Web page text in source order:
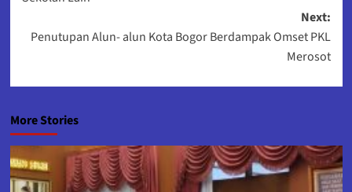
Next:
Penutupan Alun- alun Kota Bogor Berdampak Omset PKL
Merosot
More Stories